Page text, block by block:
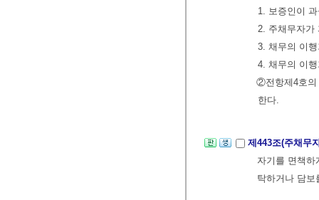
1. 보증인이
2. 주채무자가
3. 채무의 이
4. 채무의 이
②전항제4호의
한다.
제443조(주채무
자기를 면책
탁하거나 담